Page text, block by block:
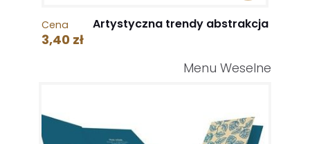
Cena
3,40 zł
Artystyczna trendy abstrakcja
Menu Weselne